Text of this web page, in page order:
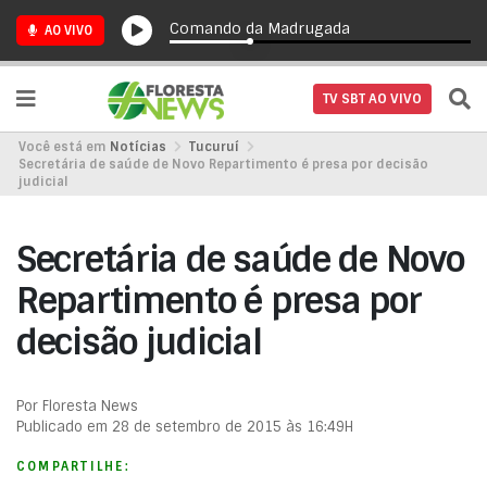
AO VIVO Comando da Madrugada
TV SBT AO VIVO
Você está em Notícias
Tucuruí
Secretária de saúde de Novo Repartimento é presa por decisão
judicial
Secretária de saúde de Novo
Repartimento é presa por
decisão judicial
Por Floresta News
Publicado em 28 de setembro de 2015 às 16:49H
COMPARTILHE: